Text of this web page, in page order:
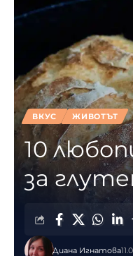
ВКУС ЖИВОТЪТ
10
за
Диана Игнатова